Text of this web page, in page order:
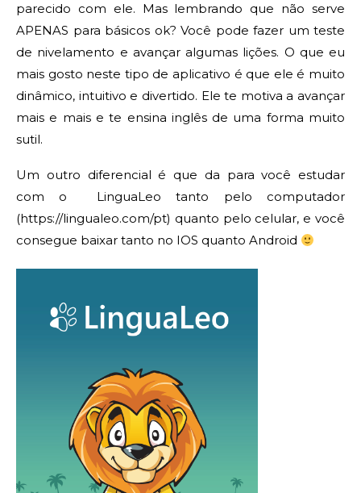
parecido com ele. Mas lembrando que não serve
APENAS para básicos ok? Você pode fazer um teste
de nivelamento e avançar algumas lições. O que eu
mais gosto neste tipo de aplicativo é que ele é muito
dinâmico, intuitivo e divertido. Ele te motiva a avançar
mais e mais e te ensina inglês de uma forma muito
sutil.
Um outro diferencial é que da para você estudar
com o LinguaLeo tanto pelo computador
(https://lingualeo.com/pt) quanto pelo celular, e você
consegue baixar tanto no IOS quanto Android